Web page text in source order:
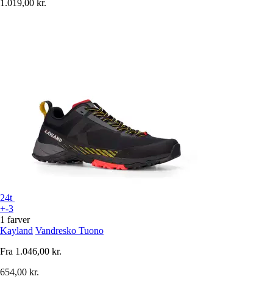
1.019,00 kr.
24t
+-3
1 farver
Kayland Vandresko Tuono
Fra 1.046,00 kr.
654,00 kr.